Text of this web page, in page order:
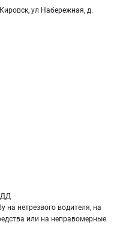
ул Набережная, д.
нетрезвого водителя, на
или на неправомерные